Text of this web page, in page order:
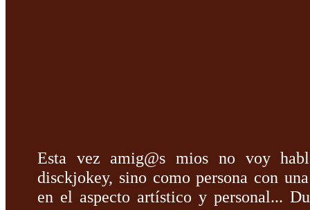
Esta vez amig@s mios no voy
disckjokey, sino como persona con
en el aspecto artístico y personal...